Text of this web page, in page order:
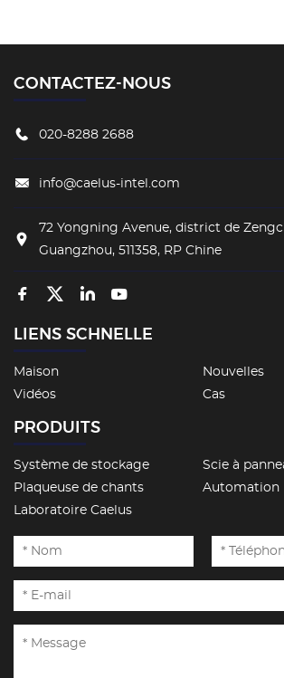
CONTACTEZ-NOUS
020-8288 2688
info@caelus-intel.com
72 Yongning Avenue, district de
Guangzhou, 511358, RP Chine
LIENS SCHNELLE
Maison
Nouvelles
Vidéos
Cas
PRODUITS
Système de stockage
Scie à
Plaqueuse de chants
Automation
Laboratoire Caelus